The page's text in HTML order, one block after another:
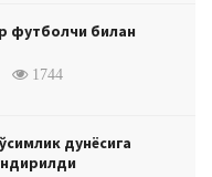
футболчи билан
1744
дунёсига